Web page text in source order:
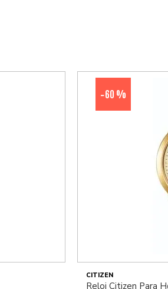
-60 %
CITIZEN
Reloj Citizen Para